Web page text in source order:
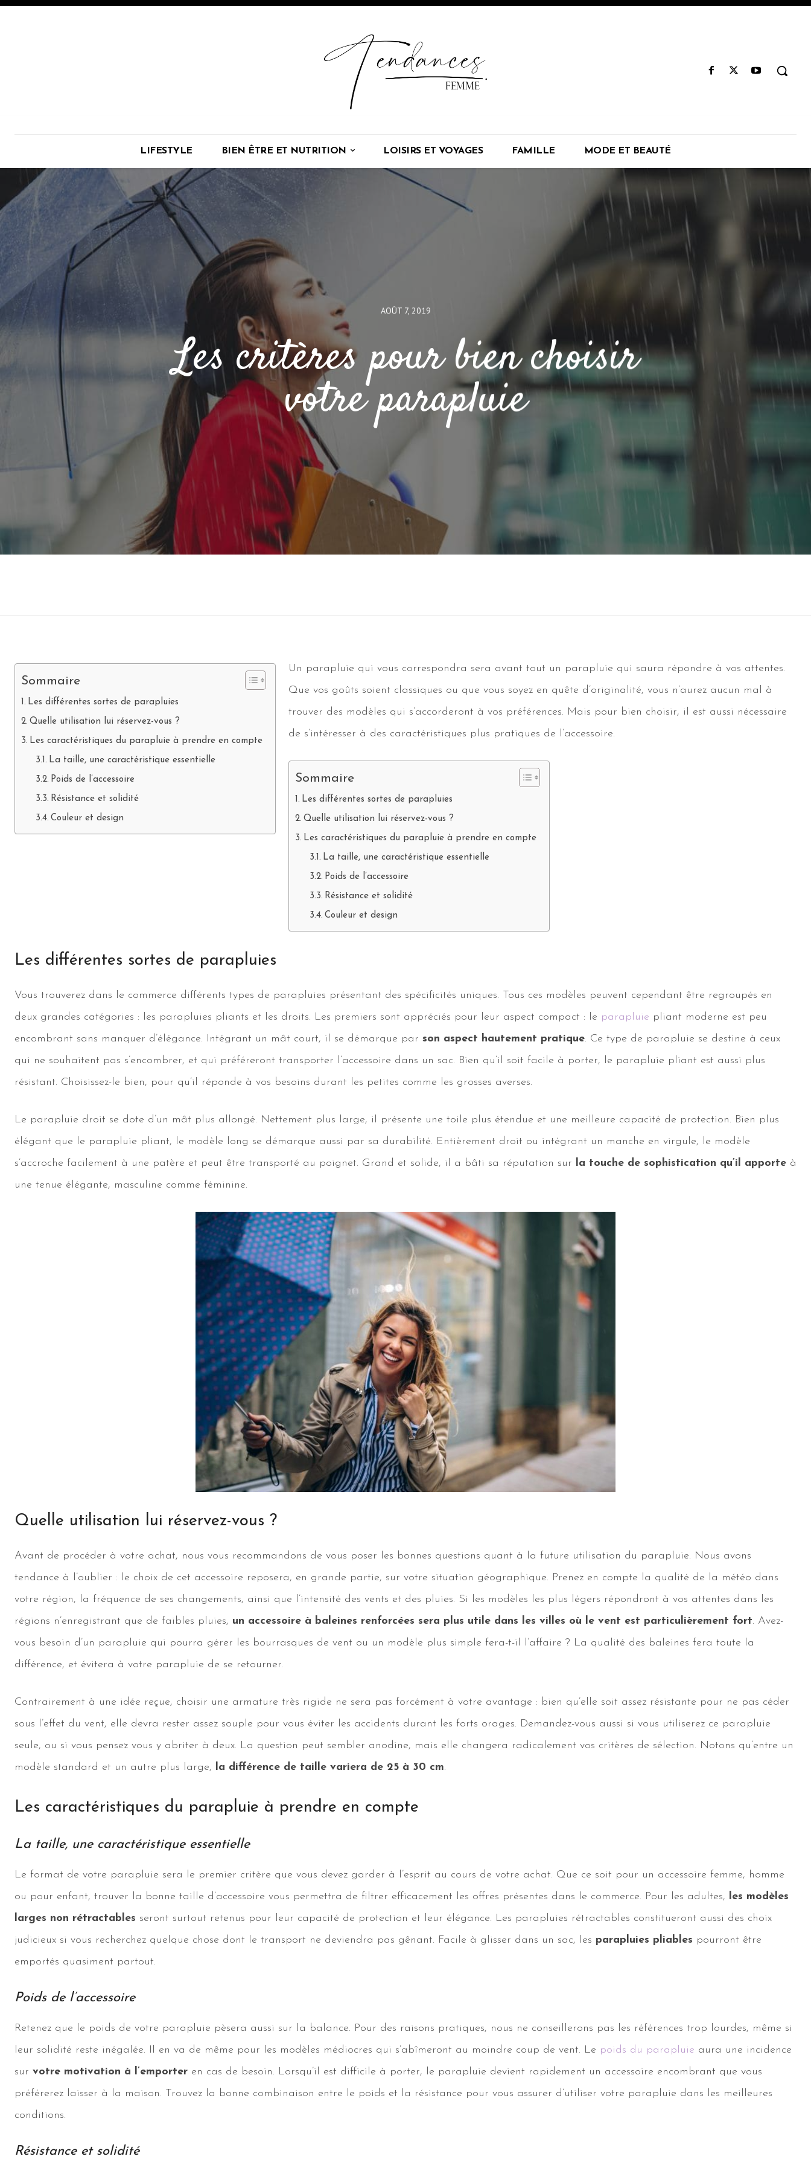
LIFESTYLE BIEN ÊTRE ET NUTRITION LOISIRS ET VOYAGES FAMILLE MODE ET BEAUTÉ
AOÛT 7, 2019
Les critères pour bien choisir
votre parapluie
Sommaire
Les différentes sortes de parapluies
Quelle utilisation lui réservez-vous ?
Les caractéristiques du parapluie à prendre en compte
La taille, une caractéristique essentielle
Poids de l’accessoire
Résistance et solidité
Couleur et design
Un parapluie qui vous correspondra sera avant tout un parapluie qui saura répondre à vos attentes.
Que vos goûts soient classiques ou que vous soyez en quête d’originalité, vous n’aurez aucun mal à
trouver des modèles qui s’accorderont à vos préférences. Mais pour bien choisir, il est aussi nécessaire
de s’intéresser à des caractéristiques plus pratiques de l’accessoire.
Sommaire
Les différentes sortes de parapluies
Quelle utilisation lui réservez-vous ?
Les caractéristiques du parapluie à prendre en compte
La taille, une caractéristique essentielle
Poids de l’accessoire
Résistance et solidité
Couleur et design
Les différentes sortes de parapluies
Vous trouverez dans le commerce différents types de parapluies présentant des spécificités uniques. Tous ces modèles peuvent cependant être regroupés en
deux grandes catégories : les parapluies pliants et les droits. Les premiers sont appréciés pour leur aspect compact : le parapluie pliant moderne est peu
encombrant sans manquer d’élégance. Intégrant un mât court, il se démarque par son aspect hautement pratique. Ce type de parapluie se destine à ceux
qui ne souhaitent pas s’encombrer, et qui préféreront transporter l’accessoire dans un sac. Bien qu’il soit facile à porter, le parapluie pliant est aussi plus
résistant. Choisissez-le bien, pour qu’il réponde à vos besoins durant les petites comme les grosses averses.
Le parapluie droit se dote d’un mât plus allongé. Nettement plus large, il présente une toile plus étendue et une meilleure capacité de protection. Bien plus
élégant que le parapluie pliant, le modèle long se démarque aussi par sa durabilité. Entièrement droit ou intégrant un manche en virgule, le modèle
s’accroche facilement à une patère et peut être transporté au poignet. Grand et solide, il a bâti sa réputation sur la touche de sophistication qu’il apporte à
une tenue élégante, masculine comme féminine.
Quelle utilisation lui réservez-vous ?
Avant de procéder à votre achat, nous vous recommandons de vous poser les bonnes questions quant à la future utilisation du parapluie. Nous avons
tendance à l’oublier : le choix de cet accessoire reposera, en grande partie, sur votre situation géographique. Prenez en compte la qualité de la météo dans
votre région, la fréquence de ses changements, ainsi que l’intensité des vents et des pluies. Si les modèles les plus légers répondront à vos attentes dans les
régions n’enregistrant que de faibles pluies, un accessoire à baleines renforcées sera plus utile dans les villes où le vent est particulièrement fort. Avez-
vous besoin d’un parapluie qui pourra gérer les bourrasques de vent ou un modèle plus simple fera-t-il l’affaire ? La qualité des baleines fera toute la
différence, et évitera à votre parapluie de se retourner.
Contrairement à une idée reçue, choisir une armature très rigide ne sera pas forcément à votre avantage : bien qu’elle soit assez résistante pour ne pas céder
sous l’effet du vent, elle devra rester assez souple pour vous éviter les accidents durant les forts orages. Demandez-vous aussi si vous utiliserez ce parapluie
seule, ou si vous pensez vous y abriter à deux. La question peut sembler anodine, mais elle changera radicalement vos critères de sélection. Notons qu’entre un
modèle standard et un autre plus large, la différence de taille variera de 25 à 30 cm.
Les caractéristiques du parapluie à prendre en compte
La taille, une caractéristique essentielle
Le format de votre parapluie sera le premier critère que vous devez garder à l’esprit au cours de votre achat. Que ce soit pour un accessoire femme, homme
ou pour enfant, trouver la bonne taille d’accessoire vous permettra de filtrer efficacement les offres présentes dans le commerce. Pour les adultes, les modèles
larges non rétractables seront surtout retenus pour leur capacité de protection et leur élégance. Les parapluies rétractables constitueront aussi des choix
judicieux si vous recherchez quelque chose dont le transport ne deviendra pas gênant. Facile à glisser dans un sac, les parapluies pliables pourront être
emportés quasiment partout.
Poids de l’accessoire
Retenez que le poids de votre parapluie pèsera aussi sur la balance. Pour des raisons pratiques, nous ne conseillerons pas les références trop lourdes, même si
leur solidité reste inégalée. Il en va de même pour les modèles médiocres qui s’abîmeront au moindre coup de vent. Le poids du parapluie aura une incidence
sur votre motivation à l’emporter en cas de besoin. Lorsqu’il est difficile à porter, le parapluie devient rapidement un accessoire encombrant que vous
préférerez laisser à la maison. Trouvez la bonne combinaison entre le poids et la résistance pour vous assurer d’utiliser votre parapluie dans les meilleures
conditions.
Résistance et solidité